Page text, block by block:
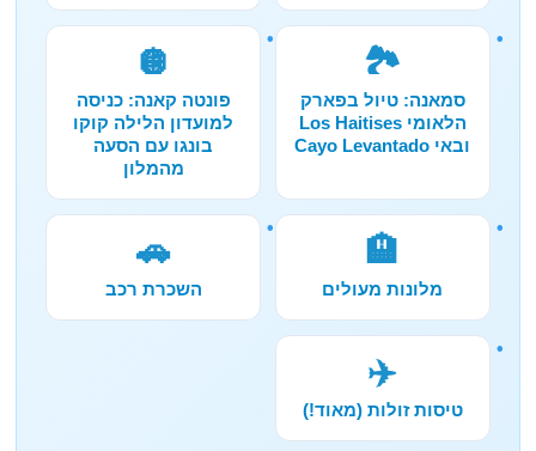
🏞️
סמאנה: טיול בפארק
הלאומי Los Haitises
ובאי Cayo Levantado
🪩
פונטה קאנה: כניסה
למועדון הלילה קוקו
בונגו עם הסעה
מהמלון
🏨
מלונות מעולים
🚗
השכרת רכב
✈️
טיסות זולות (מאוד!)